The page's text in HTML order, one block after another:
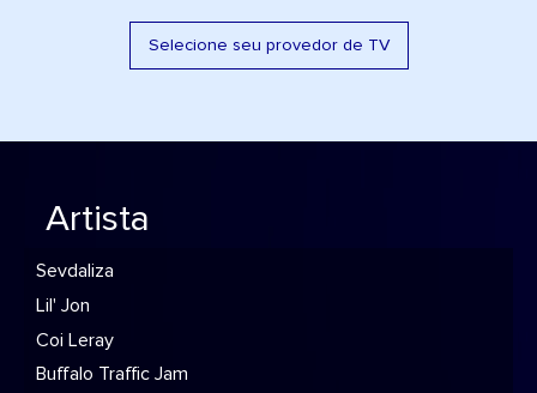
Selecione seu provedor de TV
Artista
Sevdaliza
Lil' Jon
Coi Leray
Buffalo Traffic Jam